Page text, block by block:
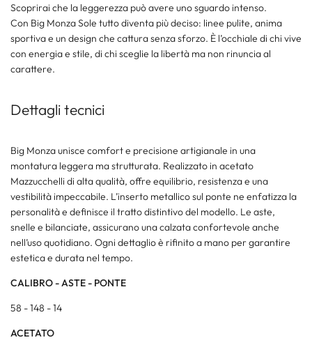
Scoprirai che la leggerezza può avere uno sguardo intenso.
Con Big Monza Sole tutto diventa più deciso: linee pulite, anima
sportiva e un design che cattura senza sforzo. È l’occhiale di chi vive
con energia e stile, di chi sceglie la libertà ma non rinuncia al
carattere.
Dettagli tecnici
Big Monza unisce comfort e precisione artigianale in una
montatura leggera ma strutturata. Realizzato in acetato
Mazzucchelli di alta qualità, offre equilibrio, resistenza e una
vestibilità impeccabile. L’inserto metallico sul ponte ne enfatizza la
personalità e definisce il tratto distintivo del modello. Le aste,
snelle e bilanciate, assicurano una calzata confortevole anche
nell’uso quotidiano. Ogni dettaglio è rifinito a mano per garantire
estetica e durata nel tempo.
CALIBRO - ASTE - PONTE
58 - 148 - 14
ACETATO